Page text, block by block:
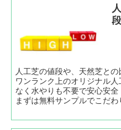
人工芝の値段や、天然芝と
ワンランク上のオリジナル
なく水やりも不要で安心安全
まずは無料サンプルでこだわ